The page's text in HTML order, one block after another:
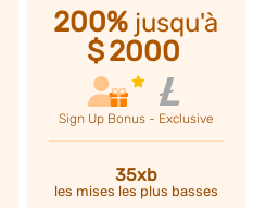
200% jusqu'à
$2000
Sign Up Bonus - Exclusive
35xb
les mises les plus basses